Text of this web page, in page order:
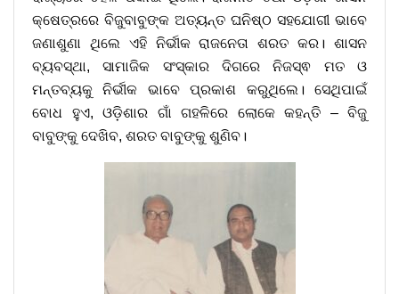
କ୍ଷେତ୍ରରେ ବିଜୁବାବୁଙ୍କ ଅତ୍ୟନ୍ତ ଘନିଷ୍ଠ ସହଯୋଗୀ ଭାବେ
ଜଣାଶୁଣା ଥିଲେ ଏହି ନିର୍ଭୀକ ରାଜନେତା ଶରତ କର। ଶାସନ
ବ୍ୟବସ୍ଥା, ସାମାଜିକ ସଂସ୍କାର ଦିଗରେ ନିଜସ୍ଵ ମତ ଓ
ମନ୍ତବ୍ୟକୁ ନିର୍ଭୀକ ଭାବେ ପ୍ରକାଶ କରୁଥିଲେ। ସେଥିପାଇଁ
ବୋଧ ହୁଏ, ଓଡ଼ିଶାର ଗାଁ ଗହଳିରେ ଲୋକେ କହନ୍ତି – ବିଜୁ
ବାବୁଙ୍କୁ ଦେଖିବ, ଶରତ ବାବୁଙ୍କୁ ଶୁଣିବ।